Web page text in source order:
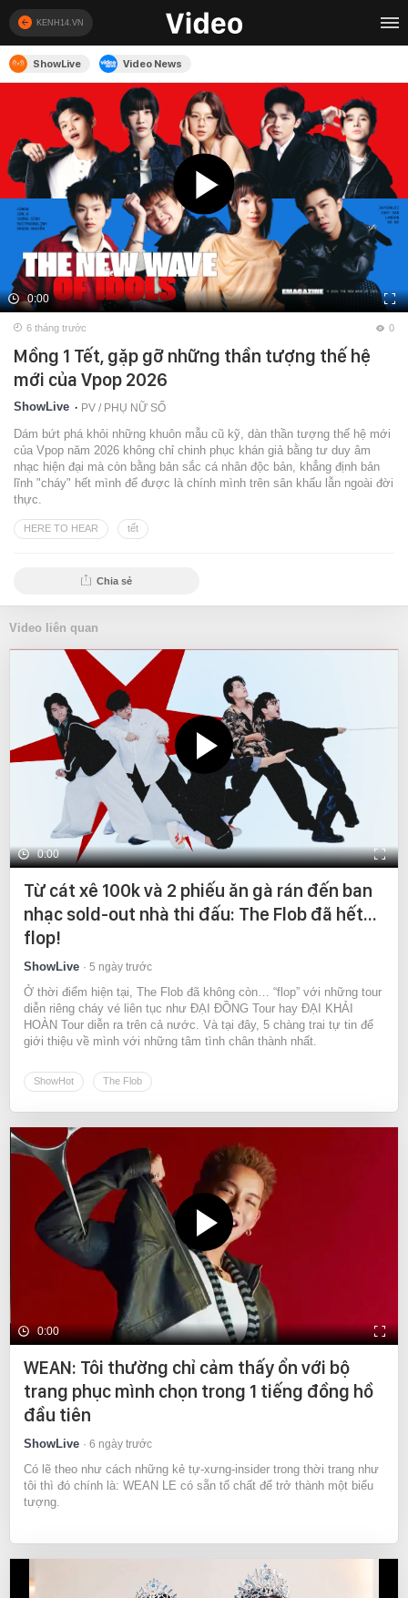
KENH14.VN
ShowLive Video News
0:00
6 tháng trước 0
Mồng 1 Tết, gặp gỡ những thần tượng thế hệ
mới của Vpop 2026
ShowLive PV / PHỤ NỮ SỐ
Dám bứt phá khỏi những khuôn mẫu cũ kỹ, dàn thần tượng thế hệ mới
của Vpop năm 2026 không chỉ chinh phục khán giả bằng tư duy âm
nhạc hiện đại mà còn bằng bản sắc cá nhân độc bản, khẳng định bản
lĩnh "cháy" hết mình để được là chính mình trên sân khấu lẫn ngoài đời
thực.
HERE TO HEAR tết
Chia sẻ
Video liên quan
0:00
Từ cát xê 100k và 2 phiếu ăn gà rán đến ban
nhạc sold-out nhà thi đấu: The Flob đã hết…
flop!
ShowLive 5 ngày trước
Ở thời điểm hiện tại, The Flob đã không còn… “flop” với những tour
diễn riêng cháy vé liên tục như ĐẠI ĐỒNG Tour hay ĐẠI KHẢI
HOÀN Tour diễn ra trên cả nước. Và tại đây, 5 chàng trai tự tin để
giới thiệu về mình với những tâm tình chân thành nhất.
ShowHot The Flob
0:00
WEAN: Tôi thường chỉ cảm thấy ổn với bộ
trang phục mình chọn trong 1 tiếng đồng hồ
đầu tiên
ShowLive 6 ngày trước
Có lẽ theo như cách những kẻ tự-xưng-insider trong thời trang như
tôi thì đó chính là: WEAN LE có sẵn tố chất để trở thành một biểu
tượng.